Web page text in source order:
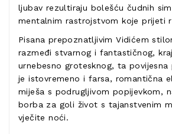
ljubav rezultiraju bolešću čudnih
mentalnim rastrojstvom koje prijeti
Pisana prepoznatljivim Vidićem
razmeđi stvarnog i fantastičnog,
urnebesno grotesknog, ta povijesna
je istovremeno i farsa, romantična
miješa s podrugljivom popijevkom,
borba za goli život s tajanstvenim
vječite noći.